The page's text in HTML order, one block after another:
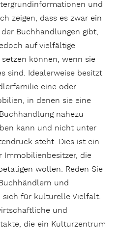
und
zeigen, dass es zwar ein
Buchhandlungen gibt,
auf vielfältige
können, wenn sie
sind. Idealerweise besitzt
eine oder
in denen sie eine
nahezu
kann und nicht unter
steht. Dies ist ein
Immobilienbesitzer, die
wollen: Reden Sie
und
sich für kulturelle Vielfalt.
und
die ein Kulturzentrum